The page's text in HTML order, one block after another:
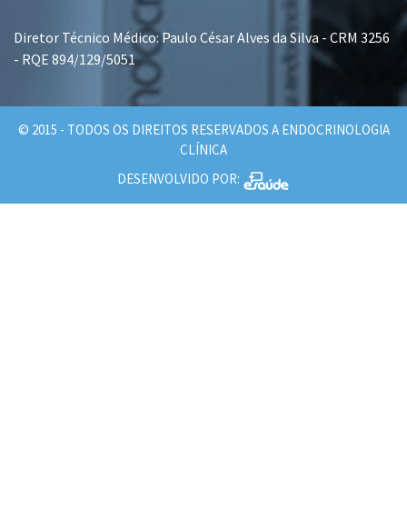
Diretor Técnico Médico: Paulo César Alves da Silva - CRM 3256
- RQE 894/129/5051
© 2015 - TODOS OS DIREITOS RESERVADOS A ENDOCRINOLOGIA
CLÍNICA
DESENVOLVIDO POR: